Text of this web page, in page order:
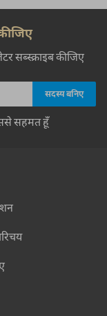
सब्स्क्राइब कीजिए
सहमत हूँ